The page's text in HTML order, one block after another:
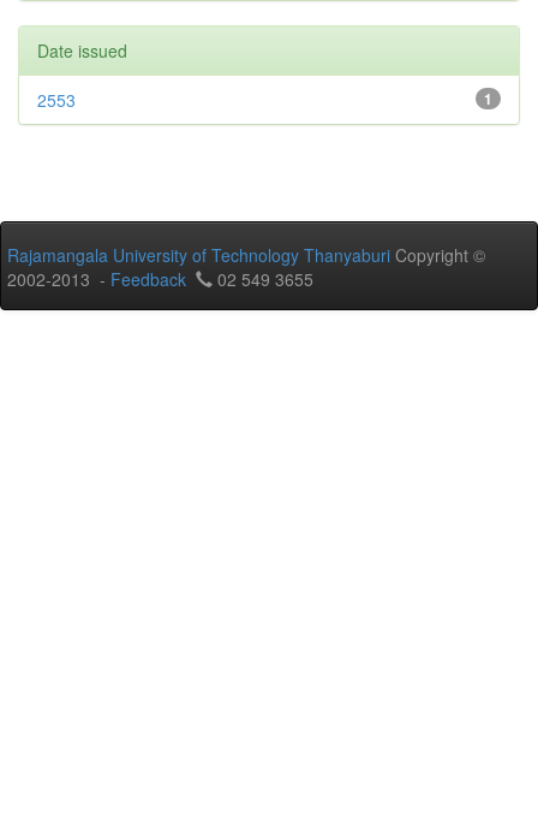
Date issued
1
2553
Rajamangala University of Technology Thanyaburi Copyright ©
2002-2013 - Feedback 02 549 3655